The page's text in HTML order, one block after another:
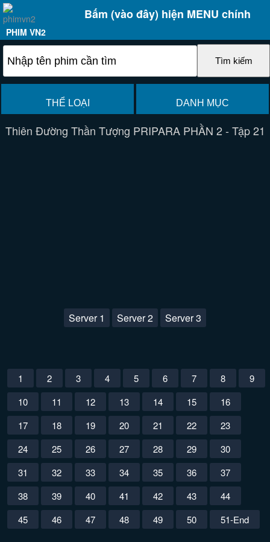
Bấm (vào đây) hiện MENU chính
PHIM VN2
THỂ LOẠI DANH MỤC
Thiên Đường Thần Tượng PRIPARA PHẦN 2 - Tập 21
Server 1 Server 2 Server 3
1 2 3 4 5 6 7 8
9
10
11 12 13 14 15
16
17
18 19 20 21 22
23
24
25 26 27 28 29
30
31
32 33 34 35 36
37
38
39 40 41 42 43
44
45
46 47 48 49 50 51-End